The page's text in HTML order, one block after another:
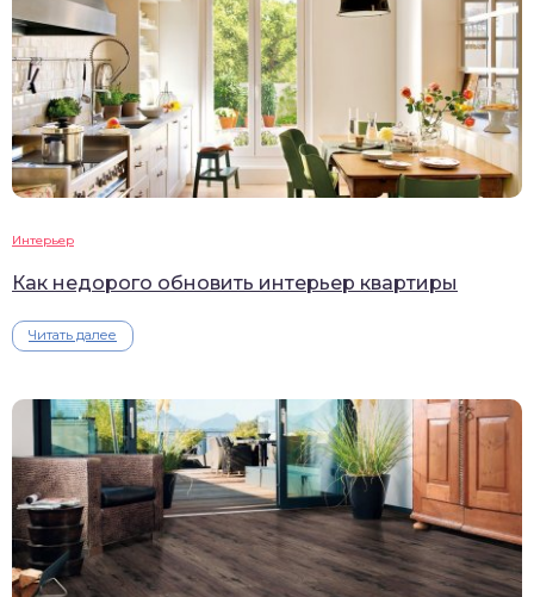
Интерьер
Как недорого обновить интерьер квартиры
Читать далее